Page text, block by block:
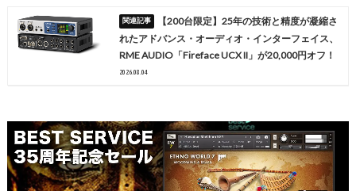
【200台限定】25年の技術と精度が凝縮さ
れたアドバンス・オーディオ・インターフェイス、
RME AUDIO「Fireface UCX II」が20,000円オフ！
2026.08.04